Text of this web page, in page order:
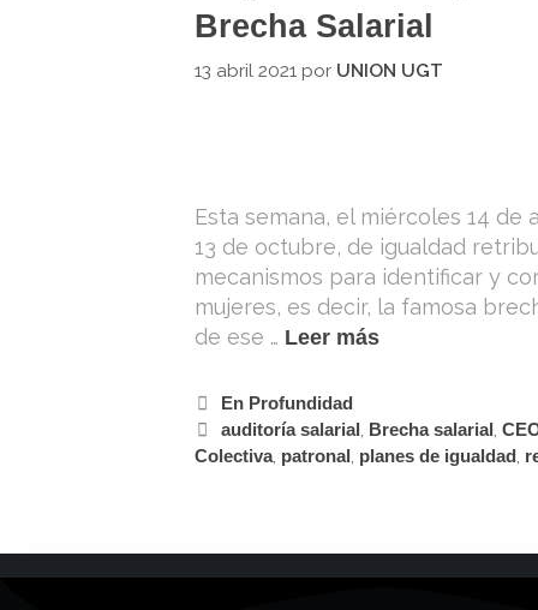
Brecha Salarial
13 abril 2021 por UNION UGT
Esta semana, el miércoles 14
13 de octubre, de igualdad
mecanismos para identificar y
mujeres, es decir, la famosa
de ese … Leer más
En Profundidad
auditoría salarial, Brecha salarial,
Colectiva, patronal, planes de igualdad,